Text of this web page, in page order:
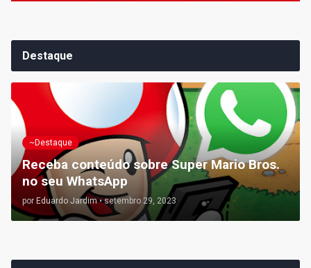
Destaque
~Destaque
Receba conteúdo sobre Super Mario Bros.
no seu WhatsApp
por Eduardo Jardim • setembro 29, 2023